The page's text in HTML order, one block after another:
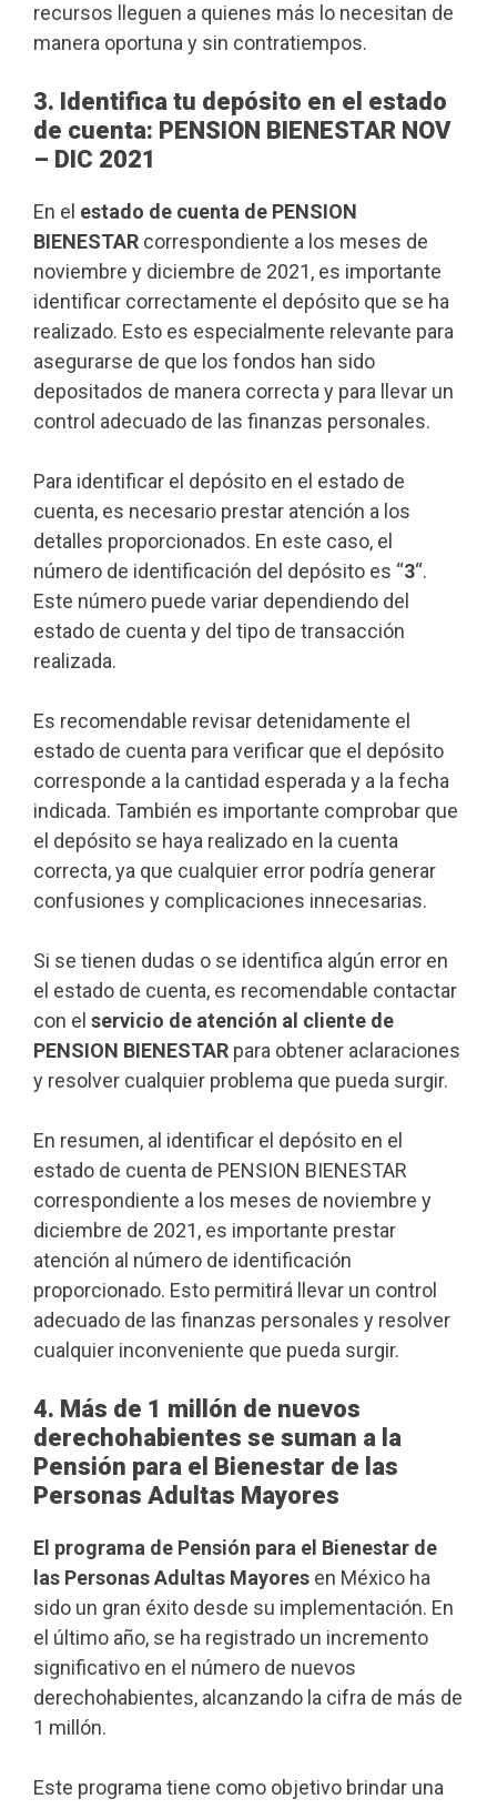
recursos lleguen a quienes más lo necesitan de
manera oportuna y sin contratiempos.
3. Identifica tu depósito en el estado
de cuenta: PENSION BIENESTAR NOV
– DIC 2021
En el estado de cuenta de PENSION
BIENESTAR correspondiente a los meses de
noviembre y diciembre de 2021, es importante
identificar correctamente el depósito que se ha
realizado. Esto es especialmente relevante para
asegurarse de que los fondos han sido
depositados de manera correcta y para llevar un
control adecuado de las finanzas personales.
Para identificar el depósito en el estado de
cuenta, es necesario prestar atención a los
detalles proporcionados. En este caso, el
número de identificación del depósito es “3“.
Este número puede variar dependiendo del
estado de cuenta y del tipo de transacción
realizada.
Es recomendable revisar detenidamente el
estado de cuenta para verificar que el depósito
corresponde a la cantidad esperada y a la fecha
indicada. También es importante comprobar que
el depósito se haya realizado en la cuenta
correcta, ya que cualquier error podría generar
confusiones y complicaciones innecesarias.
Si se tienen dudas o se identifica algún error en
el estado de cuenta, es recomendable contactar
con el servicio de atención al cliente de
PENSION BIENESTAR para obtener aclaraciones
y resolver cualquier problema que pueda surgir.
En resumen, al identificar el depósito en el
estado de cuenta de PENSION BIENESTAR
correspondiente a los meses de noviembre y
diciembre de 2021, es importante prestar
atención al número de identificación
proporcionado. Esto permitirá llevar un control
adecuado de las finanzas personales y resolver
cualquier inconveniente que pueda surgir.
4. Más de 1 millón de nuevos
derechohabientes se suman a la
Pensión para el Bienestar de las
Personas Adultas Mayores
El programa de Pensión para el Bienestar de
las Personas Adultas Mayores en México ha
sido un gran éxito desde su implementación. En
el último año, se ha registrado un incremento
significativo en el número de nuevos
derechohabientes, alcanzando la cifra de más de
1 millón.
Este programa tiene como objetivo brindar una